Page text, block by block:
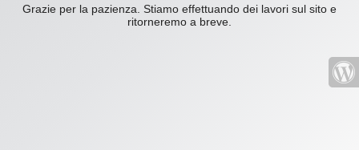
Grazie per la pazienza. Stiamo effettuando dei lavori sul sito e
ritorneremo a breve.